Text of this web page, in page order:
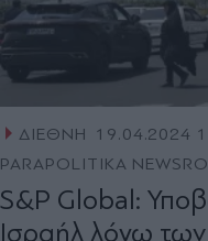
ΔΙΕΘΝΗ
19.04.2024
PARAPOLITIKA
S&P Global:
Ισραήλ λόγω